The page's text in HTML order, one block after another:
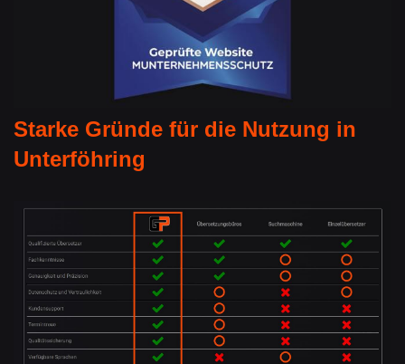
Starke Gründe für die Nutzung in
Unterföhring